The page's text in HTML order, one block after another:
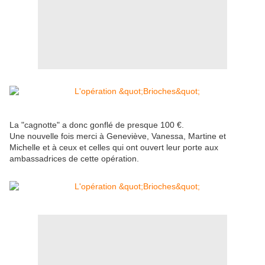
La "cagnotte" a donc gonflé de presque 100 €.
Une nouvelle fois merci à Geneviève, Vanessa, Martine et
Michelle et à ceux et celles qui ont ouvert leur porte aux
ambassadrices de cette opération.